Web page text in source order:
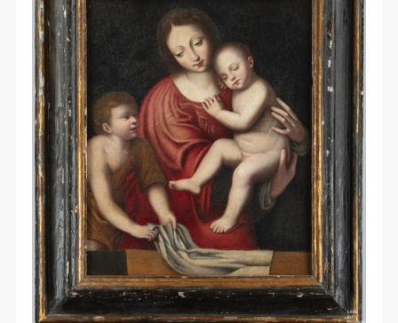
参加活动者在此次活动期间的人身安全责任自负。鼓
励参加者自行购买人身安全保险。活动中一旦出现事
故，活动中任何非事故当事人及美术馆将不承担人身
事故的任何责任，但有互相援助的义务。参加活动的
成员应当积极主动的组织实施救援工作，但对事故本
身不承担任何法律责任和经济责任。参加本次活动者
的人身安全不负有民事及相关连带责任。
第五条
参加活动者在此次活动期间应主动遵守美术馆活动秩
序、维护美术馆场地及展示、展览、馆藏艺术作品及
衍生品的安全。活动中一旦因个人原因造成美术馆场
地、空间、艺术品、衍生品等受到不同程度的损失、
破坏。活动中任何非事故当事人及美术馆将不承担相
参加活动者在此次活动期间的人身安全责任自负。鼓
励参加者自行购买人身安全保险。活动中一旦出现事
故，活动中任何非事故当事人及美术馆将不承担人身
事故的任何责任，但有互相援助的义务。参加活动的
成员应当积极主动的组织实施救援工作，但对事故本
身不承担任何法律责任和经济责任。参加本次活动者
的人身安全不负有民事及相关连带责任。
第五条
参加活动者在此次活动期间应主动遵守美术馆活动秩
序、维护美术馆场地及展示、展览、馆藏艺术作品及
衍生品的安全。活动中一旦因个人原因造成美术馆场
地、空间、艺术品、衍生品等受到不同程度的损失、
破坏。活动中任何非事故当事人及美术馆将不承担相
参加活动者在此次活动期间的人身安全责任自负。鼓
励参加者自行购买人身安全保险。活动中一旦出现事
故，活动中任何非事故当事人及美术馆将不承担人身
事故的任何责任，但有互相援助的义务。参加活动的
成员应当积极主动的组织实施救援工作，但对事故本
身不承担任何法律责任和经济责任。参加本次活动者
的人身安全不负有民事及相关连带责任。
第五条
参加活动者在此次活动期间应主动遵守美术馆活动秩
序、维护美术馆场地及展示、展览、馆藏艺术作品及
衍生品的安全。活动中一旦因个人原因造成美术馆场
地、空间、艺术品、衍生品等受到不同程度的损失、
破坏。活动中任何非事故当事人及美术馆将不承担相